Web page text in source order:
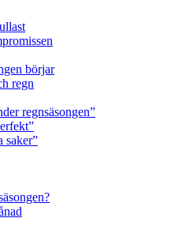
börjar
regn
regnsäsongen”
saker”